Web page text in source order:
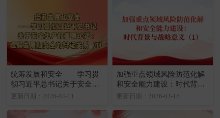
统筹发展和安全——学习贯
彻习近平总书记关于安全生
产的重要论述：理解发展和
更新日期：2026-04-11
加强重点领域风险防范化解
和安全能力建设：时代背景
与战略意义（1）
更新日期：2026-03-16